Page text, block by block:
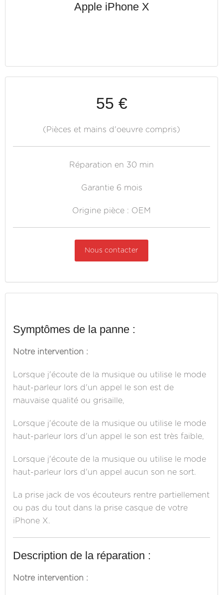
Apple iPhone X
55 €
(Pièces et mains d'oeuvre compris)
Réparation en 30 min
Garantie 6 mois
Origine pièce : OEM
Nous contacter
Symptômes de la panne :
Notre intervention :
Lorsque j'écoute de la musique ou utilise le mode
haut-parleur lors d'un appel le son est de
mauvaise qualité ou grisaille,
Lorsque j'écoute de la musique ou utilise le mode
haut-parleur lors d'un appel le son est très faible,
Lorsque j'écoute de la musique ou utilise le mode
haut-parleur lors d'un appel aucun son ne sort.
La prise jack de vos écouteurs rentre partiellement
ou pas du tout dans la prise casque de votre
iPhone X.
Description de la réparation :
Notre intervention :